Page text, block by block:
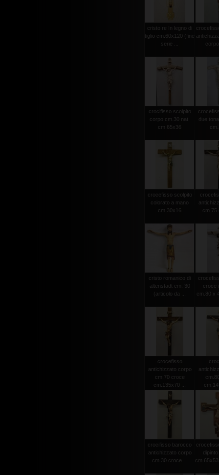
cristo re In legno di
tiglio cm.60x120 (fine
serie ...
crocifisso scolpito
corpo cm.30 nat.
cm.65x36
due
crocefisso scolpito
colorato a mano
cm.30x16
cm.75
cristo romanico di
altenstadt cm. 30
(articolo da ...
croce
cm.80 x
crocefisso
antichizzato corpo
cm.70 croce
cm.135x70 ...
crocifisso barocco
antichizzato corpo
cm.30 croce ...